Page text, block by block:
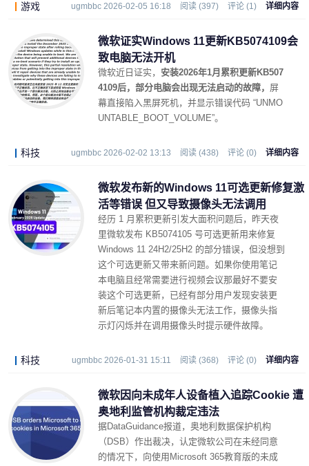
游戏 ugmbbc 2026-02-05 16:18 阅读 (397) 评论 (1) 详细内容
微软证实Windows 11更新KB5074109会
致电脑无法开机
微软近日证实， 安装2026年1月累积更新KB507
4109后，部分电脑会出现无法启动的故障， 屏
幕直接陷入黑屏死机，并显示错误代码 “UNMO
UNTABLE_BOOT_VOLUME”。
科技 ugmbbc 2026-02-02 13:13 阅读 (438) 评论 (0) 详细内容
微软发布新的Windows 11可选更新修复激
活等错误 但又导致摄像头无法调用
经历 1 月累积更新引发大面积问题后，昨天夜
里微软发布 KB5074105 号可选更新用来修复
Windows 11 24H2/25H2 的部分错误，但没想到
这个可选更新又带来新问题。如果你使用笔记
本电脑且经常需要进行视频会议那最好不要安
装这个可选更新，已经有部分用户发现安装更
新后笔记本内置的摄像头无法工作，摄像头指
示灯闪烁并在调用摄像头时提示硬件故障。
科技 ugmbbc 2026-01-31 15:11 阅读 (368) 评论 (0) 详细内容
微软因向未成年人设备植入追踪Cookie 遭
奥地利监管机构裁定违法
据DataGuidance报道，奥地利数据保护机构
（DSB）作出裁决，认定微软公司在未经同意
的情况下，向使用Microsoft 365教育版的未成